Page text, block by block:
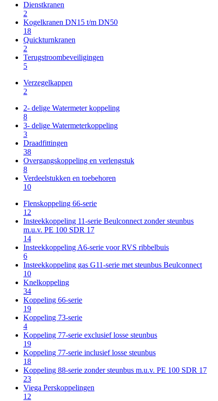
Dienstkranen
2
Kogelkranen DN15 t/m DN50
18
Quickturnkranen
2
Terugstroombeveiligingen
5
Verzegelkappen
2
2- delige Watermeter koppeling
8
3- delige Watermeterkoppeling
3
Draadfittingen
38
Overgangskoppeling en verlengstuk
8
Verdeelstukken en toebehoren
10
Flenskoppeling 66-serie
12
Insteekkoppeling 11-serie Beulconnect zonder steunbus
m.u.v. PE 100 SDR 17
14
Insteekkoppeling A6-serie voor RVS ribbelbuis
6
Insteekkoppeling gas G11-serie met steunbus Beulconnect
10
Knelkoppeling
34
Koppeling 66-serie
19
Koppeling 73-serie
4
Koppeling 77-serie exclusief losse steunbus
19
Koppeling 77-serie inclusief losse steunbus
18
Koppeling 88-serie zonder steunbus m.u.v. PE 100 SDR 17
23
Viega Perskoppelingen
12